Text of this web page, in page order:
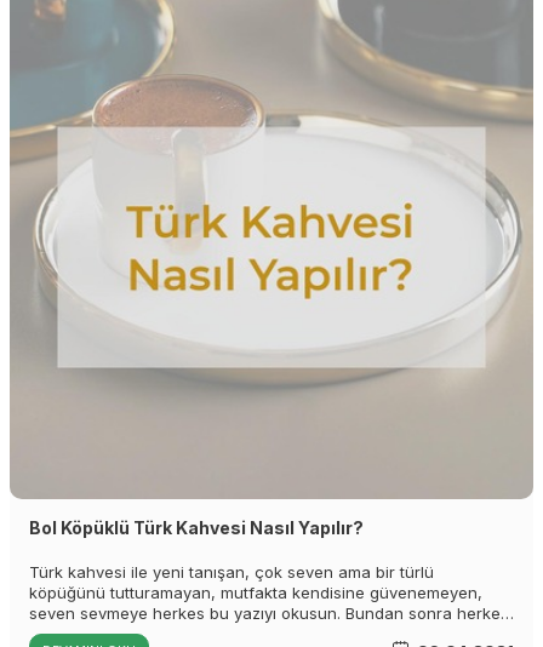
Bol Köpüklü Türk Kahvesi Nasıl Yapılır?
Türk kahvesi ile yeni tanışan, çok seven ama bir türlü
köpüğünü tutturamayan, mutfakta kendisine güvenemeyen,
seven sevmeye herkes bu yazıyı okusun. Bundan sonra herkes
Türk kahvesi yapabilsin ve afiyetle içebilsin diye sizlere Türk